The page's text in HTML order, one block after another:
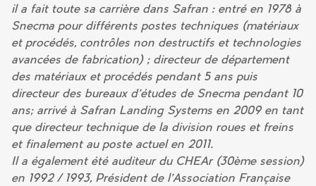
il a fait toute sa carrière dans Safran : entré en 1978 à
Snecma pour différents postes techniques (matériaux
et procédés, contrôles non destructifs et technologies
avancées de fabrication) ; directeur de département
des matériaux et procédés pendant 5 ans puis
directeur des bureaux d’études de Snecma pendant 10
ans; arrivé à Safran Landing Systems en 2009 en tant
que directeur technique de la division roues et freins
et finalement au poste actuel en 2011.
Il a également été auditeur du CHEAr (30ème session)
en 1992 / 1993, Président de l’Association Française